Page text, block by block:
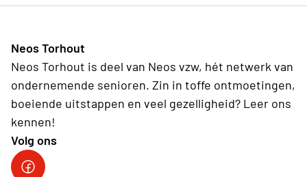
Neos Torhout
Neos Torhout is deel van Neos vzw, hét netwerk van
ondernemende senioren. Zin in toffe ontmoetingen,
boeiende uitstappen en veel gezelligheid? Leer ons
kennen!
Volg ons